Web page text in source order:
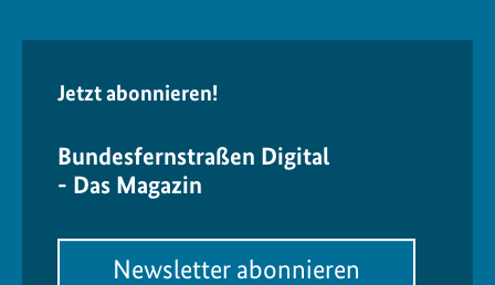
Jetzt abonnieren!
Bundesfernstraßen Digital
- Das Magazin
Newsletter abonnieren